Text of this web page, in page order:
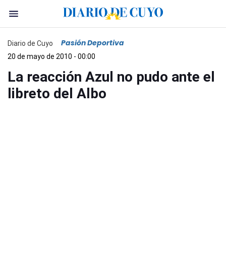
Diario de Cuyo Pasión Deportiva
20 de mayo de 2010 - 00:00
La reacción Azul no pudo ante el
libreto del Albo